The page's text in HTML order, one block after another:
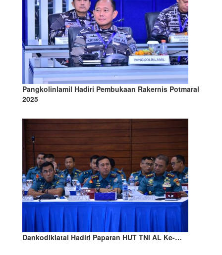
Pangkolinlamil Hadiri Pembukaan Rakernis Potmaral
2025
Dankodiklatal Hadiri Paparan HUT TNI AL Ke-…